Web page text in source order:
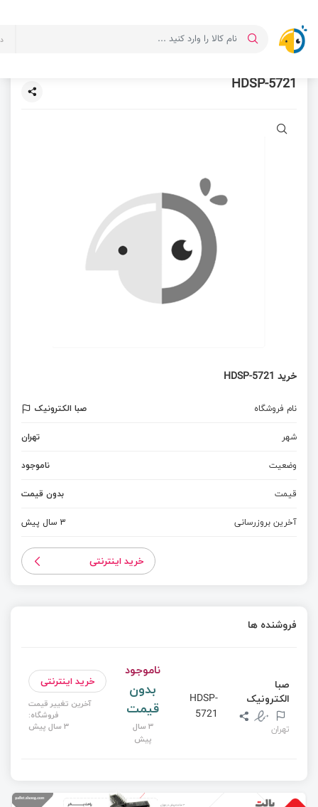
HDSP-5721
خرید HDSP-5721
نام فروشگاه
صبا الکترونیک
شهر
تهران
وضعیت
ناموجود
قیمت
بدون قیمت
آخرین بروزرسانی
3 سال پیش
خرید اینترنتی
فروشنده ها
صبا
الکترونیک
تهران
HDSP-
5721
ناموجود
بدون
قیمت
3 سال
پیش
خرید اینترنتی
آخرین تغییر قیمت
فروشگاه:
3 سال پیش